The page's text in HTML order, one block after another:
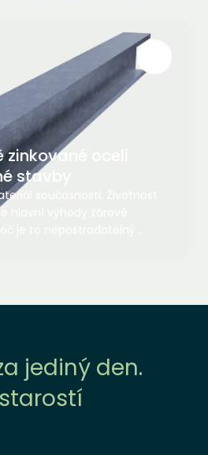
zinkované oceli
stavby
současnosti. Životnost
hlavní výhody žárově
je to nepostradatelný
jediný den.